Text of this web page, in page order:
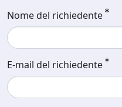
Nome del richiedente
E-mail del richiedente